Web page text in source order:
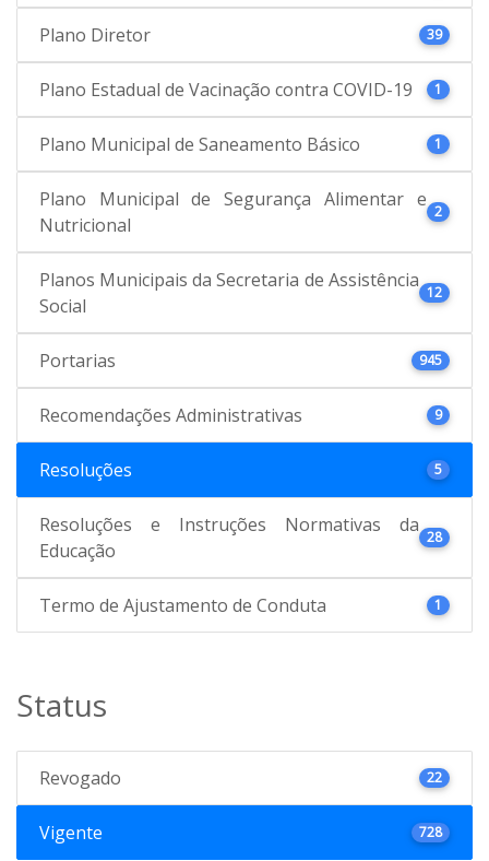
Plano Diretor 39
Plano Estadual de Vacinação contra COVID-19 1
Plano Municipal de Saneamento Básico 1
Plano Municipal de Segurança Alimentar e
Nutricional
2
Planos Municipais da Secretaria de Assistência
Social
12
Portarias 945
Recomendações Administrativas 9
Resoluções 5
Resoluções e Instruções Normativas da
Educação
28
Termo de Ajustamento de Conduta 1
Status
Revogado 22
Vigente 728